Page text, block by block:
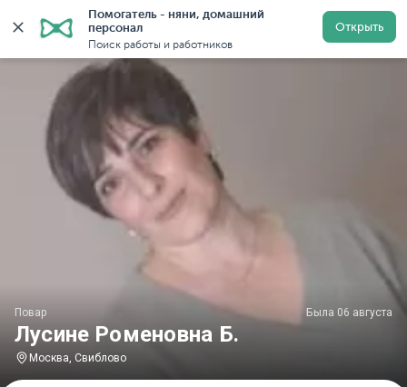
Помогатель - няни, домашний
персонал
Поиск работы и работников
Открыть
Главная Повара Повара в Москве Повара у
Лусине Роменовна Б.
Повар Была 06 августа
Москва, Свиблово